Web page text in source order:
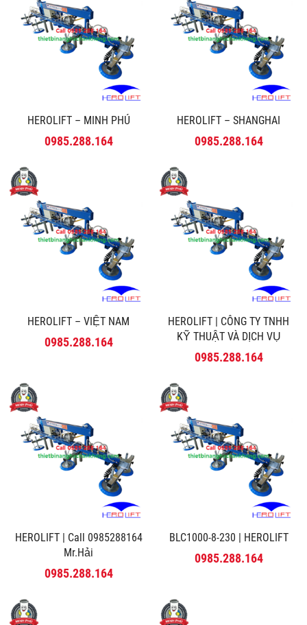
HEROLIFT – MINH PHÚ
0985.288.164
HEROLIFT – SHANGHAI
0985.288.164
HEROLIFT – VIỆT NAM
0985.288.164
HEROLIFT | CÔNG TY TNHH
KỸ THUẬT VÀ DỊCH VỤ
MINH PHÚ
0985.288.164
HEROLIFT | Call 0985288164
Mr.Hải
0985.288.164
BLC1000-8-230 | HEROLIFT
0985.288.164